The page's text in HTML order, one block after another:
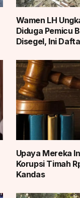
Wamen LH
Diduga Pemicu
Disegel, Ini
Upaya Mereka
Korupsi Timah
Kandas